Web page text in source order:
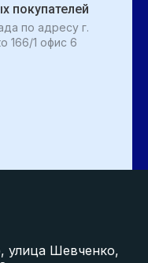
покупателей
по адресу г.
166/1 офис 6
улица Шевченко,